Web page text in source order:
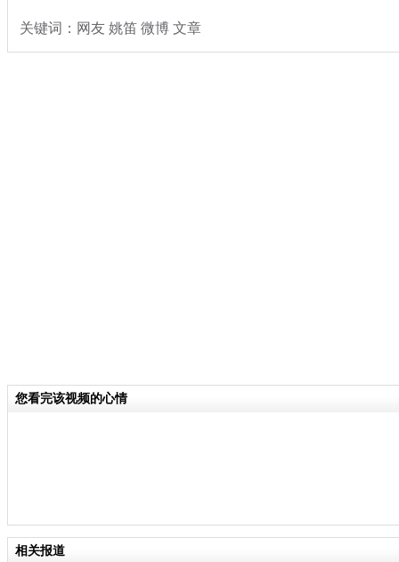
关键词：网友 姚笛 微博 文章
您看完该视频的心情
相关报道